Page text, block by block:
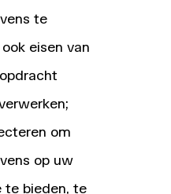
te
eisen van
om
op uw
te bieden, te